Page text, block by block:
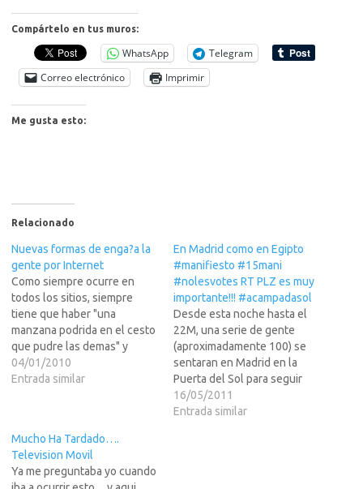
Compártelo en tus muros:
WhatsApp
Telegram
Correo electrónico
Imprimir
Me gusta esto:
Relacionado
Nuevas formas de enga?a la
gente por Internet
Como siempre ocurre en
todos los sitios, siempre
tiene que haber "una
manzana podrida en el cesto
que pudre las demas" y
como sabeis, Internet es
perfecta para dar timos a
ultimamente mucho.Bueno,
el caso que la epoca es…
04/01/2010
Entrada similar
En Madrid como en Egipto
#manifiesto #15mani
#nolesvotes RT PLZ es muy
importante!!! #acampadasol
Desde esta noche hasta el
22M, una serie de gente
(aproximadamente 100) se
sentaran en Madrid en la
Puerta del Sol para seguir
protestando por los hechos
denunciados en la
16/05/2011
Entrada similar
Mucho Ha Tardado….
Television Movil
Ya me preguntaba yo cuando